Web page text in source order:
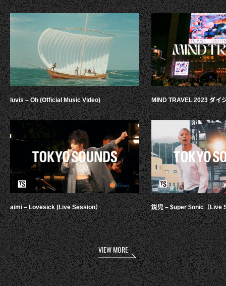
luvis – Oh (Official Music Video)
aimi – Lovesick (Live Session）
MIND TRAVEL 2023 ダイ
鋭児 – $uper $onic（Live
VIEW MORE